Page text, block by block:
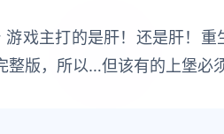
戏主打的是肝！还是肝！重
整版，所以…但该有的上堡必